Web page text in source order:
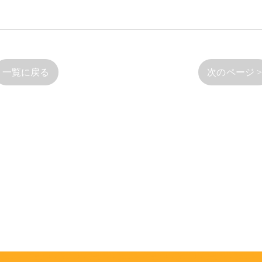
一覧に戻る 次のページ >